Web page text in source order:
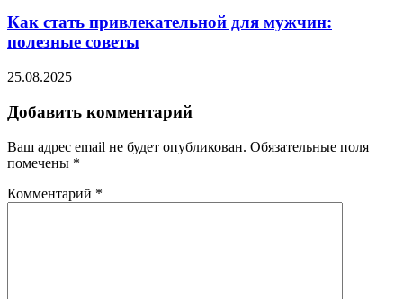
Как стать привлекательной для мужчин:
полезные советы
25.08.2025
Добавить комментарий
Ваш адрес email не будет опубликован. Обязательные поля
помечены *
Комментарий *